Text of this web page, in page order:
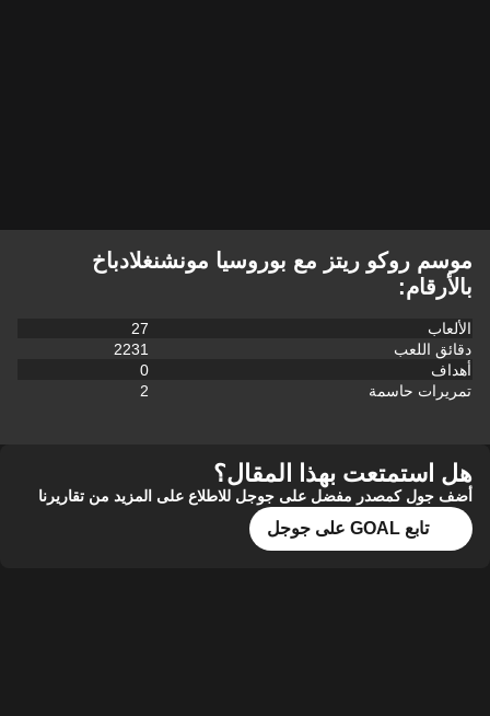
موسم روكو ريتز مع بوروسيا مونشنغلادباخ
بالأرقام:
الألعاب
27
دقائق اللعب
2231
أهداف
0
تمريرات حاسمة
2
هل استمتعت بهذا المقال؟
أضف جول كمصدر مفضل على جوجل للاطلاع على المزيد من تقاريرنا
تابع GOAL على جوجل